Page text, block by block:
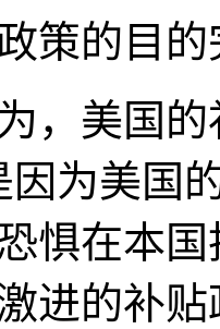
的目的
美国的
因为美国
惧在本
进的补